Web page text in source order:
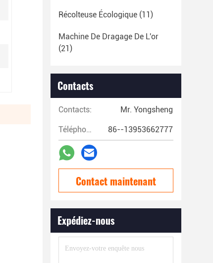
Récolteuse Écologique (11)
Machine De Dragage De L'or
(21)
Contacts
Contacts: Mr. Yongsheng
Téléphone: 86--13953662777
Contact maintenant
Expédiez-nous